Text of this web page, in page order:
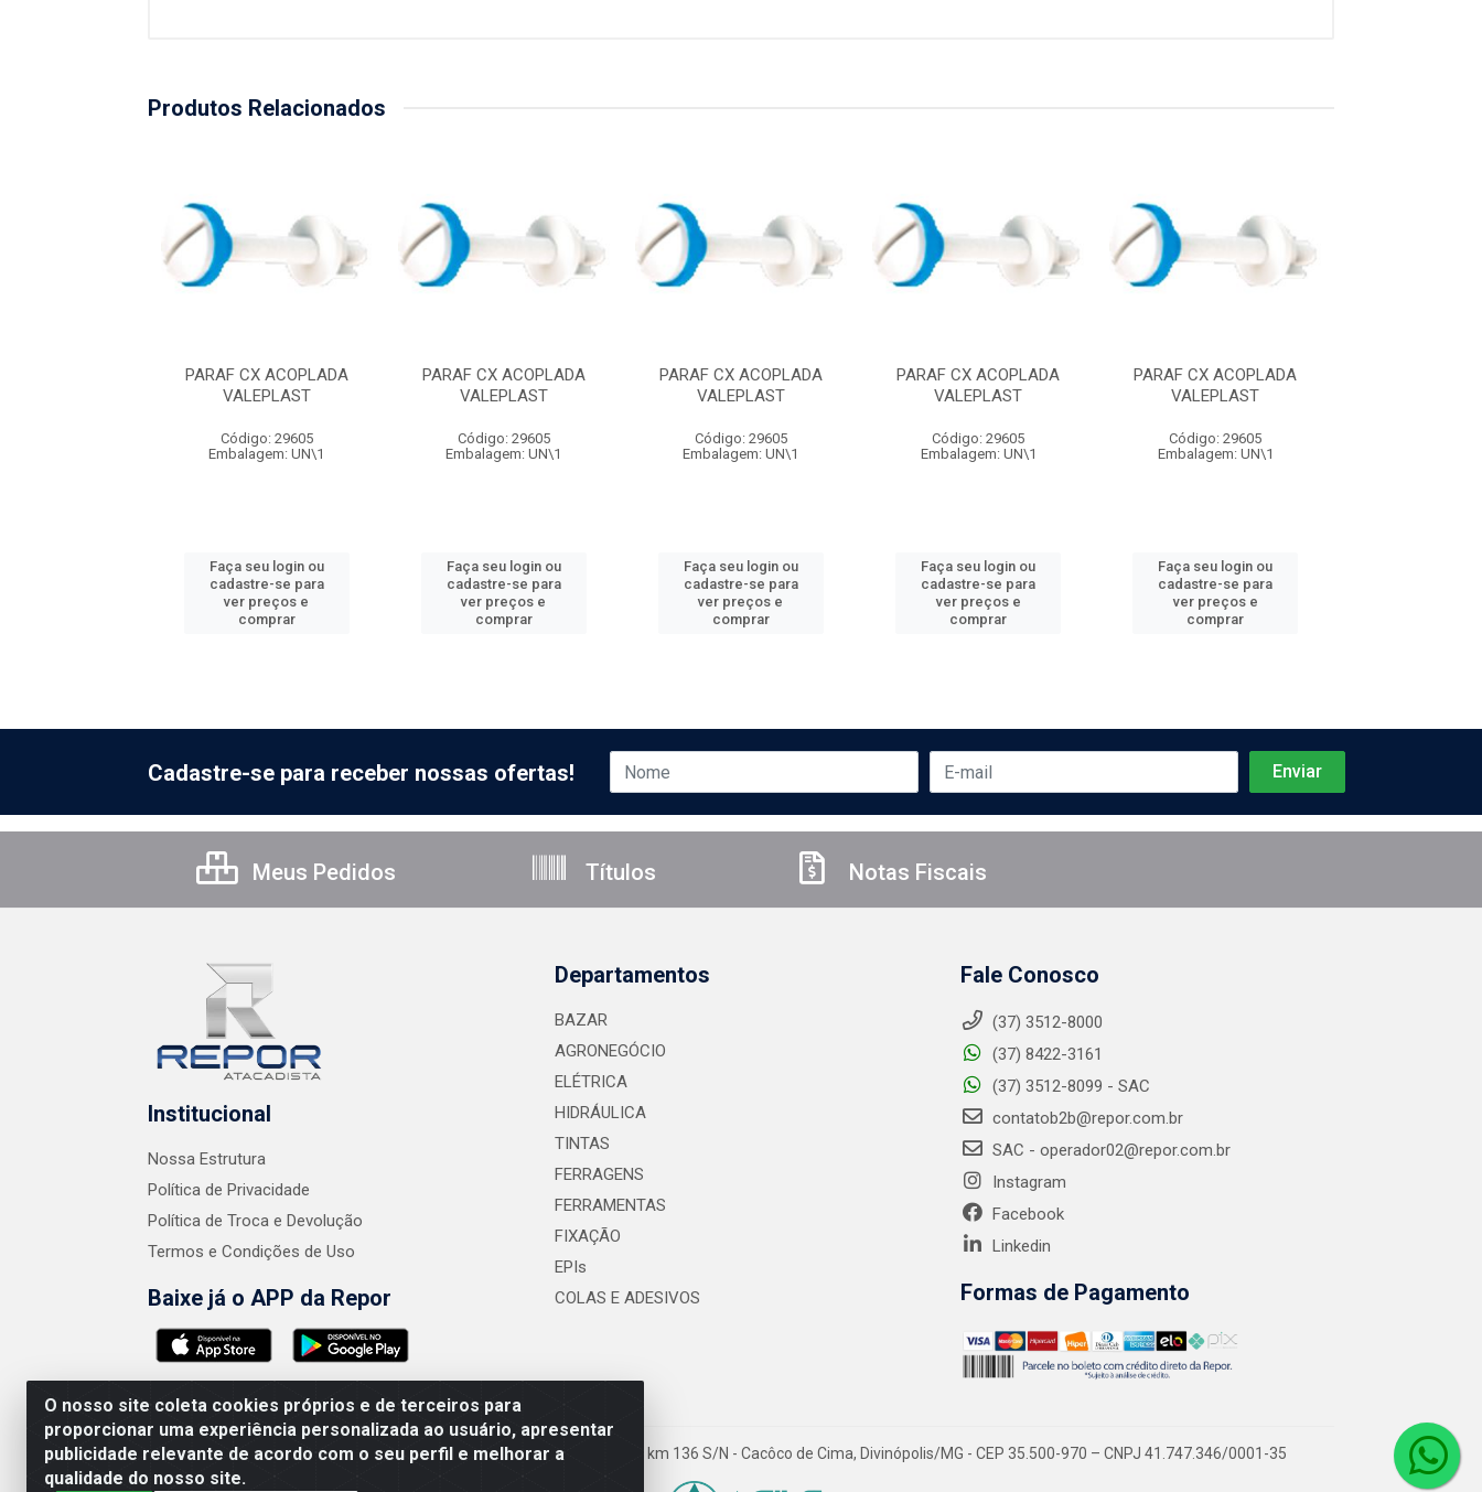
Produtos Relacionados
PARAF CX ACOPLADA
VALEPLAST
Código: 29605
Embalagem: UN\1
Faça seu login ou
cadastre-se para
ver preços e
comprar
PARAF CX ACOPLADA
VALEPLAST
Código: 29605
Embalagem: UN\1
Faça seu login ou
cadastre-se para
ver preços e
comprar
PARAF CX ACOPLADA
VALEPLAST
Código: 29605
Embalagem: UN\1
Faça seu login ou
cadastre-se para
ver preços e
comprar
PARAF CX ACOPLADA
VALEPLAST
Código: 29605
Embalagem: UN\1
Faça seu login ou
cadastre-se para
ver preços e
comprar
PARAF CX ACOPLADA
VALEPLAST
Código: 29605
Embalagem: UN\1
Faça seu login ou
cadastre-se para
ver preços e
comprar
O nosso site coleta cookies próprios e de terceiros para
proporcionar uma experiência personalizada ao usuário, apresentar
publicidade relevante de acordo com o seu perfil e melhorar a
qualidade do nosso site.
Cadastre-se para receber nossas ofertas!
Meus Pedidos Títulos Notas Fiscais
Institucional
Nossa Estrutura
Política de Privacidade
Política de Troca e Devolução
Termos e Condições de Uso
Baixe já o APP da Repor
Departamentos
BAZAR
AGRONEGÓCIO
ELÉTRICA
HIDRÁULICA
TINTAS
FERRAGENS
FERRAMENTAS
FIXAÇÃO
EPIs
COLAS E ADESIVOS
Fale Conosco
(37) 3512-8000
(37) 8422-3161
(37) 3512-8099 - SAC
contatob2b@repor.com.br
SAC - operador02@repor.com.br
Instagram
Facebook
Linkedin
Formas de Pagamento
AMEV IMPORTADORA E DISTRIBUIDORA LTDA - Rodovia MG-050 km 136 S/N - Cacôco de Cima, Divinópolis/MG - CEP 35.500-970 – CNPJ 41.747.346/0001-35